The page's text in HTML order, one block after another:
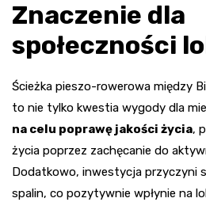
Znaczenie dla
społeczności
Ścieżka pieszo-rowerowa między
to nie tylko kwestia wygody dla
na celu poprawę jakości życia,
życia poprzez zachęcanie do
Dodatkowo, inwestycja przyczyni
spalin, co pozytywnie wpłynie na